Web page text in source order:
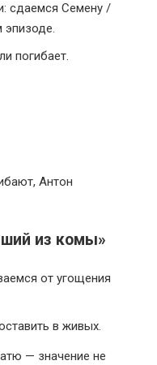
сдаемся Семену /
погибает.
Антон
из комы»
от угощения
в живых.
— значение не